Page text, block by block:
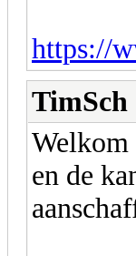
https://
TimSch
Welkom
en de